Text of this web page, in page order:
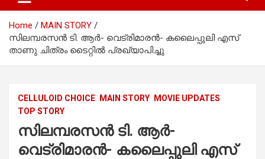
Home
MAIN STORY
സിലമ്പരസൻ ടി. ആർ- വെട്രിമാരൻ- കലൈപ്പുലി എസ്
താണു ചിത്രം ടൈറ്റിൽ പ്രഖ്യാപിച്ചു
CELLULOID CHOICE MAIN STORY
MOVIE UPDATES
TOP STORY
സിലമ്പരസൻ ടി. ആർ-
വെട്രിമാരൻ- കലൈപ്പുലി എസ്